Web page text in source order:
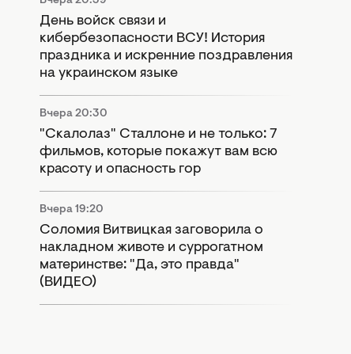
День войск связи и
кибербезопасности ВСУ! История
праздника и искренние поздравления
на украинском языке
Вчера 20:30
"Скалолаз" Сталлоне и не только: 7
фильмов, которые покажут вам всю
красоту и опасность гор
Вчера 19:20
Соломия Витвицкая заговорила о
накладном животе и суррогатном
материнстве: "Да, это правда"
(ВИДЕО)